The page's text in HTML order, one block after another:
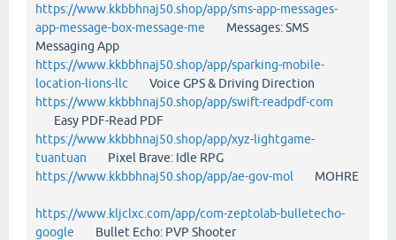
https://www.kkbbhnaj50.shop/app/sms-app-messages-
app-message-box-message-me Messages: SMS
Messaging App
https://www.kkbbhnaj50.shop/app/sparking-mobile-
location-lions-llc Voice GPS & Driving Direction
https://www.kkbbhnaj50.shop/app/swift-readpdf-com
Easy PDF-Read PDF
https://www.kkbbhnaj50.shop/app/xyz-lightgame-
tuantuan Pixel Brave: Idle RPG
https://www.kkbbhnaj50.shop/app/ae-gov-mol MOHRE
https://www.kljclxc.com/app/com-zeptolab-bulletecho-
google Bullet Echo: PVP Shooter